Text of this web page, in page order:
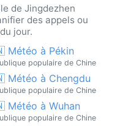
de Jingdezhen
des appels ou
jour.
à Pékin
populaire de Chine
à Chengdu
populaire de Chine
à Wuhan
populaire de Chine